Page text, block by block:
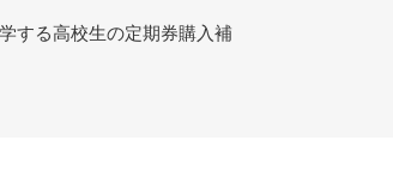
する高校生の定期券購入補